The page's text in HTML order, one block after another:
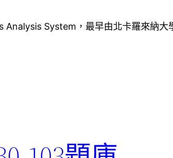
Analysis System，最早由北卡羅來納大